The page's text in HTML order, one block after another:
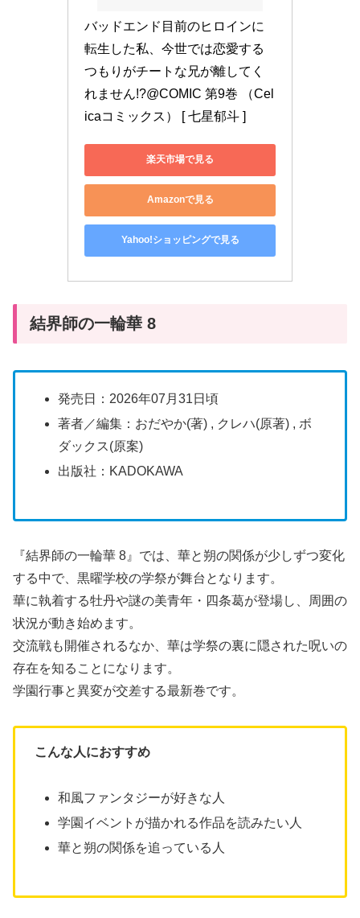
バッドエンド目前のヒロインに
転生した私、今世では恋愛する
つもりがチートな兄が離してく
れません!?@COMIC 第9巻 （Cel
icaコミックス） [ 七星郁斗 ]
楽天市場で見る
Amazonで見る
Yahoo!ショッピングで見る
結界師の一輪華 8
発売日：2026年07月31日頃
著者／編集：おだやか(著) , クレハ(原著) , ボ
ダックス(原案)
出版社：KADOKAWA
『結界師の一輪華 8』では、華と朔の関係が少しずつ変化
する中で、黒曜学校の学祭が舞台となります。
華に執着する牡丹や謎の美青年・四条葛が登場し、周囲の
状況が動き始めます。
交流戦も開催されるなか、華は学祭の裏に隠された呪いの
存在を知ることになります。
学園行事と異変が交差する最新巻です。
こんな人におすすめ
和風ファンタジーが好きな人
学園イベントが描かれる作品を読みたい人
華と朔の関係を追っている人